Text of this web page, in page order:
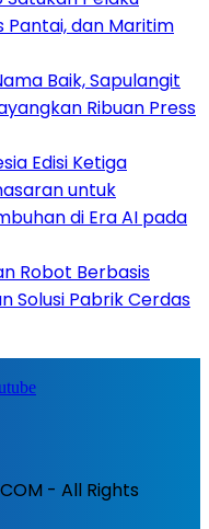
Pantai, dan Maritim
Baik, Sapulangit
Ribuan Press
Edisi Ketiga
untuk
di Era AI pada
Robot Berbasis
Solusi Pabrik Cerdas
- All Rights